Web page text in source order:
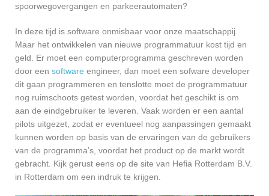
spoorwegovergangen en parkeerautomaten?
In deze tijd is software onmisbaar voor onze maatschappij.
Maar het ontwikkelen van nieuwe programmatuur kost tijd en
geld. Er moet een computerprogramma geschreven worden
door een software engineer, dan moet een sofware developer
dit gaan programmeren en tenslotte moet de programmatuur
nog ruimschoots getest worden, voordat het geschikt is om
aan de eindgebruiker te leveren. Vaak worden er een aantal
pilots uitgezet, zodat er eventueel nog aanpassingen gemaakt
kunnen worden op basis van de ervaringen van de gebruikers
van de programma’s, voordat het product op de markt wordt
gebracht. Kijk gerust eens op de site van Hefia Rotterdam B.V.
in Rotterdam om een indruk te krijgen.